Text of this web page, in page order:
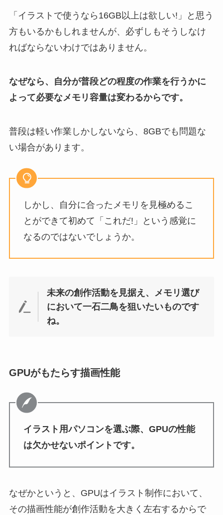
「イラストで使うなら16GB以上は欲しい!」と思う
方もいるかもしれませんが、必ずしもそうしなけ
ればならないわけではありません。
なぜなら、自分が普段どの程度の作業を行うかに
よって必要なメモリ容量は変わるからです。
普段は軽い作業しかしないなら、8GBでも問題な
い場合があります。
しかし、自分に合ったメモリを見極めるこ
とができて初めて「これだ!」という感覚に
なるのではないでしょうか。
未来の創作活動を見据え、メモリ選び
において一石二鳥を狙いたいものです
ね。
GPUがもたらす描画性能
イラスト用パソコンを選ぶ際、GPUの性能
は欠かせないポイントです。
なぜかというと、GPUはイラスト制作において、
その描画性能が創作活動を大きく左右するからで